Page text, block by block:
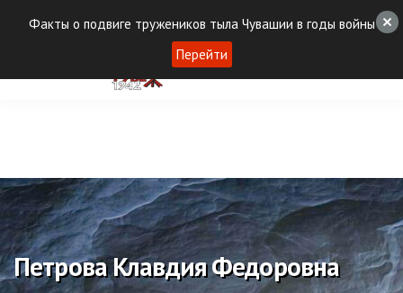
Петрова Клавдия Федоровна
Факты о подвиге тружеников тыла Чувашии в годы войны
Перейти